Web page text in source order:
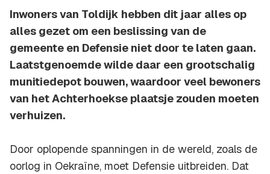
Inwoners van Toldijk hebben dit jaar alles op
alles gezet om een beslissing van de
gemeente en Defensie niet door te laten gaan.
Laatstgenoemde wilde daar een grootschalig
munitiedepot bouwen, waardoor veel bewoners
van het Achterhoekse plaatsje zouden moeten
verhuizen.
Door oplopende spanningen in de wereld, zoals de
oorlog in Oekraïne, moet Defensie uitbreiden. Dat